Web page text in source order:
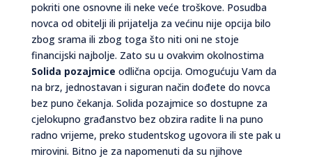
pokriti one osnovne ili neke veće troškove. Posudba
novca od obitelji ili prijatelja za većinu nije opcija bilo
zbog srama ili zbog toga što niti oni ne stoje
financijski najbolje. Zato su u ovakvim okolnostima
Solida pozajmice odlična opcija. Omogućuju Vam da
na brz, jednostavan i siguran način dođete do novca
bez puno čekanja. Solida pozajmice so dostupne za
cjelokupno građanstvo bez obzira radite li na puno
radno vrijeme, preko studentskog ugovora ili ste pak u
mirovini. Bitno je za napomenuti da su njihove